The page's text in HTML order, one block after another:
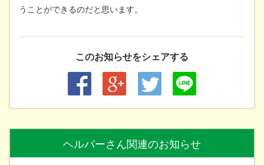
うことができるのだと思います。
このお知らせをシェアする
ヘルパーさん関連のお知らせ